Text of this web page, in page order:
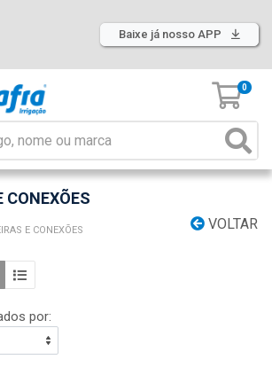
Baixe já nosso APP
0
CONEXÕES
VOLTAR
E CONEXÕES
por: